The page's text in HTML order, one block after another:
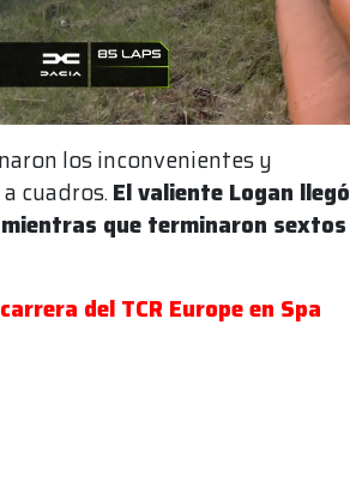
los inconvenientes y
cuadros.El valiente Logan llegó
que terminaron sextos
del TCR Europe en Spa